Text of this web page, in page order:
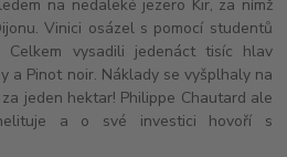
na nedaleké jezero Kir, za nímž
Vinici osázel s pomocí studentů
Celkem vysadili jedenáct tisíc hlav
a Pinot noir. Náklady se vyšplhaly na
jeden hektar! Philippe Chautard ale
a o své investici hovoří s